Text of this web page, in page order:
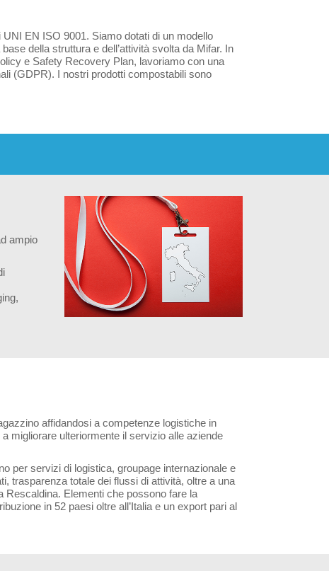
EN ISO 9001. Siamo dotati di un modello
della struttura e dell’attività svolta da Mifar. In
e Safety Recovery Plan, lavoriamo con una
(GDPR). I nostri prodotti compostabili sono
ampio
affidandosi a competenze logistiche in
migliorare ulteriormente il servizio alle aziende
per servizi di logistica, groupage internazionale e
trasparenza totale dei flussi di attività, oltre a una
Rescaldina. Elementi che possono fare la
in 52 paesi oltre all’Italia e un export pari al